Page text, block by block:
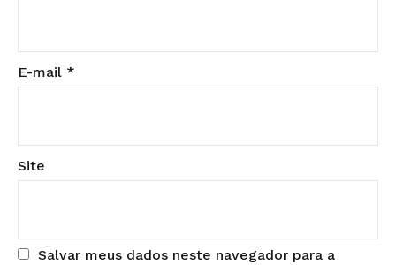
E-mail *
Site
Salvar meus dados neste navegador para a